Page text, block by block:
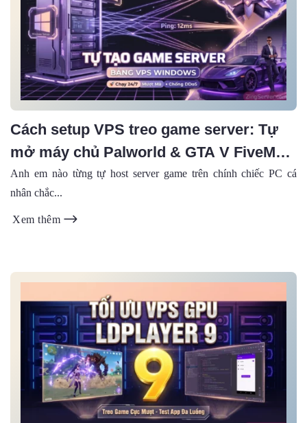
Cách setup VPS treo game server: Tự
mở máy chủ Palworld & GTA V FiveM
cực mượt (2026)
Anh em nào từng tự host server game trên chính chiếc PC cá
nhân chắc...
Xem thêm